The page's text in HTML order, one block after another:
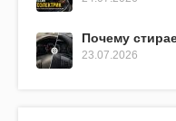
Почему
23.07.2026